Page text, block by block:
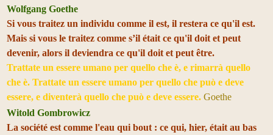
Wolfgang Goethe
Si vous traitez un individu comme il est, il restera ce qu'il est.
Mais si vous le traitez comme s’il était ce qu'il doit et peut
devenir, alors il deviendra ce qu'il doit et peut être.
Trattate un essere umano per quello che è, e rimarrà quello
che è. Trattate un essere umano per quello che può e deve
essere, e diventerà quello che può e deve essere. Goethe
Witold Gombrowicz
La société est comme l'eau qui bout : ce qui, hier, était au bas